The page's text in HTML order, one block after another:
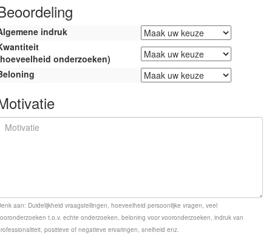
indruk
onderzoeken)
aan: Duidelijkheid vraagstellingen, hoeveelheid persoonlijke vragen, veel
t.o.v. echte onderzoeken, beloning voor vooronderzoeken, indruk van
positieve of negatieve ervaringen, snelheid enz.